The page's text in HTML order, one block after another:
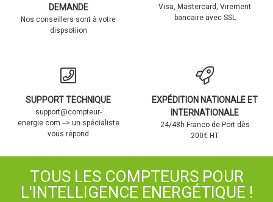
DEMANDE
Nos conseillers sont à votre
dispsotiion
Visa, Mastercard, Virement
bancaire avec SSL
SUPPORT TECHNIQUE
support@compteur-
energie.com --> un spécialiste
vous répond
EXPÉDITION NATIONALE ET
INTERNATIONALE
24/48h Franco de Port dès
200€ HT
TOUS LES COMPTEURS POUR
L'INTELLIGENCE ENERGÉTIQUE !